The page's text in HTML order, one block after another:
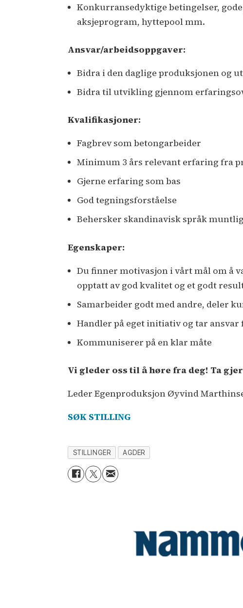
Konkurransedyktige betingelser,
aksjeprogram, hyttepool mm.
Ansvar/arbeidsoppgaver:
Bidra i den daglige produksjonen og
Bidra til utvikling gjennom
Kvalifikasjoner:
Fagbrev som betongarbeider
Minimum 3 års relevant erfaring fra
Gjerne erfaring som bas
God tegningsforståelse
Behersker skandinavisk språk
Egenskaper:
Du finner motivasjon i vårt mål om å
opptatt av god kvalitet og et godt
Samarbeider godt med andre, deler
Handler på eget initiativ og tar
Kommuniserer på en klar måte
Vi gleder oss til å høre fra deg! Ta
Leder Egenproduksjon Øyvind
SØK STILLING
STILLINGER AGDER